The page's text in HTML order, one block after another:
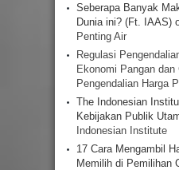
Seberapa Banyak
Dunia ini? (Ft. IAAS)
Penting Air
Regulasi
Ekonomi Pangan dan
Pengendalian Harga
The Indonesian
Kebijakan Publik
Indonesian Institute
17 Cara Mengambil
Memilih di Pemilihan